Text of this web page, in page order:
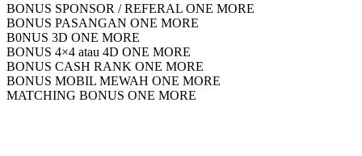
BONUS SPONSOR / REFERAL ONE MORE
BONUS PASANGAN ONE MORE
B0NUS 3D ONE MORE
BONUS 4×4 atau 4D ONE MORE
BONUS CASH RANK ONE MORE
BONUS MOBIL MEWAH ONE MORE
MATCHING BONUS ONE MORE